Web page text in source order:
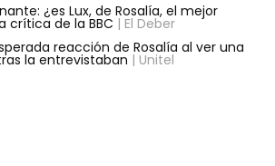
¿es Lux, de Rosalía, el mejor
crítica de la BBC | El Deber
reacción de Rosalía al ver una
la entrevistaban | Unitel